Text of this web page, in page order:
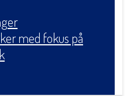
med fokus på